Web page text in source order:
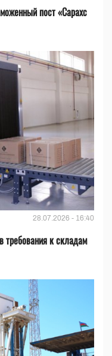
пост «Сарахс
28.07.2026 - 16:40
требования к складам